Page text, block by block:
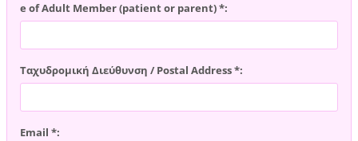
e of Adult Member (patient or parent) *:
Ταχυδρομική Διεύθυνση / Postal Address *:
Email *: